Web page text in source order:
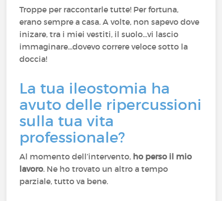
Troppe per raccontarle tutte! Per fortuna,
erano sempre a casa. A volte, non sapevo dove
inizare, tra i miei vestiti, il suolo...vi lascio
immaginare...dovevo correre veloce sotto la
doccia!
La tua ileostomia ha
avuto delle ripercussioni
sulla tua vita
professionale?
Al momento dell’intervento, ho perso il mio
lavoro. Ne ho trovato un altro a tempo
parziale, tutto va bene.